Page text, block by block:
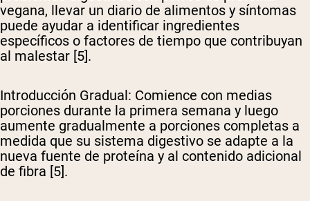
vegana, llevar un diario de alimentos y síntomas
puede ayudar a identificar ingredientes
específicos o factores de tiempo que contribuyan
al malestar [5].
Introducción Gradual: Comience con medias
porciones durante la primera semana y luego
aumente gradualmente a porciones completas a
medida que su sistema digestivo se adapte a la
nueva fuente de proteína y al contenido adicional
de fibra [5].